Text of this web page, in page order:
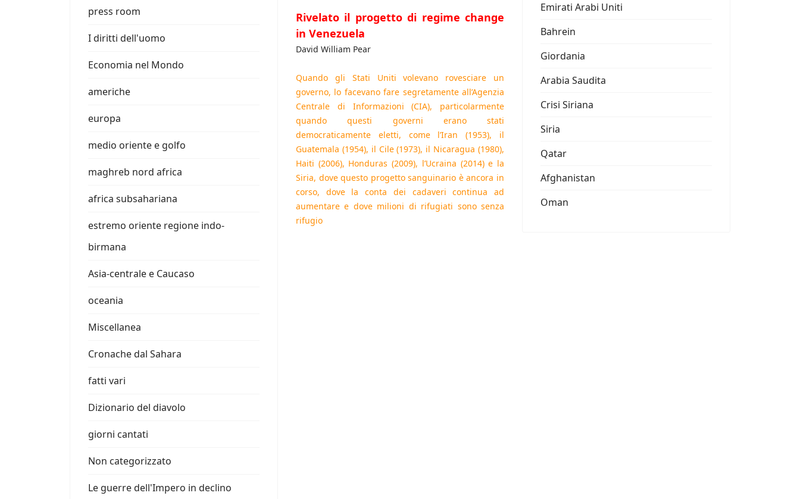
press room
I diritti dell'uomo
Economia nel Mondo
americhe
europa
medio oriente e golfo
maghreb nord africa
africa subsahariana
estremo oriente regione indo-
birmana
Asia-centrale e Caucaso
oceania
Miscellanea
Cronache dal Sahara
fatti vari
Dizionario del diavolo
giorni cantati
Non categorizzato
Le guerre dell'Impero in declino
Rivelato il progetto di regime change
in Venezuela
David William Pear
Quando gli Stati Uniti volevano rovesciare un
governo, lo facevano fare segretamente all’Agenzia
Centrale di Informazioni (CIA), particolarmente
quando questi governi erano stati
democraticamente eletti, come l’Iran (1953), il
Guatemala (1954), il Cile (1973), il Nicaragua (1980),
Haiti (2006), Honduras (2009), l’Ucraina (2014) e la
Siria, dove questo progetto sanguinario è ancora in
corso, dove la conta dei cadaveri continua ad
aumentare e dove milioni di rifugiati sono senza
rifugio
Emirati Arabi Uniti
Bahrein
Giordania
Arabia Saudita
Crisi Siriana
Siria
Qatar
Afghanistan
Oman